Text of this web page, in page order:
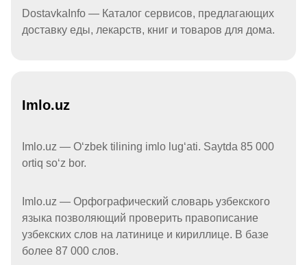
DostavkaInfo — Каталог сервисов, предлагающих
доставку еды, лекарств, книг и товаров для дома.
Imlo.uz
Imlo.uz — Oʻzbek tilining imlo lugʻati. Saytda 85 000
ortiq soʻz bor.
Imlo.uz — Орфографический словарь узбекского
языка позволяющий проверить правописание
узбекских слов на латинице и кириллице. В базе
более 87 000 слов.